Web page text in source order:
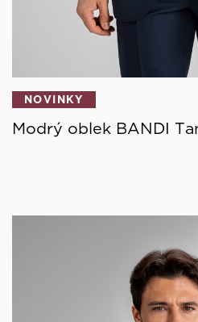
NOVINKY
Modrý oblek BANDI